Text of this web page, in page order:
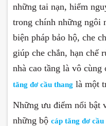
những tai nạn, hiểm
trong chính những ngôi
biện pháp bảo hộ, che
giúp che chắn, hạn chế
nhà cao tầng là vô
tăng đơ cầu thang là một
Những ưu điểm nổi bật
những bộ cáp tăng đơ cầu